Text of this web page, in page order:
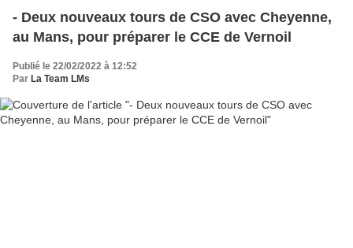
- Deux nouveaux tours de CSO avec Cheyenne,
au Mans, pour préparer le CCE de Vernoil
Publié le 22/02/2022 à 12:52
Par La Team LMs